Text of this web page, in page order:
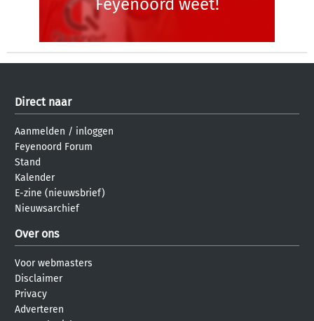
Direct naar
Aanmelden / inloggen
Feyenoord Forum
Stand
Kalender
E-zine (nieuwsbrief)
Nieuwsarchief
Over ons
Voor webmasters
Disclaimer
Privacy
Adverteren